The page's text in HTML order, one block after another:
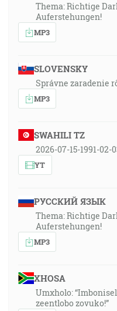
Thema: Richtige
Auferstehungen!
MP3
SLOVENSKY
Správne zaradenie
MP3
SWAHILI TZ
2026-07-15-1991-
YT
РУССКИЙ ЯЗЫК
Thema: Richtige
Auferstehungen!
MP3
XHOSA
Umxholo:
zeentlobo zovuko!”